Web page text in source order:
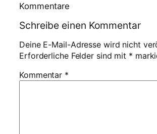
Kommentare
Schreibe einen Kommentar
Deine E-Mail-Adresse wird nicht
Erforderliche Felder sind mit *
Kommentar *